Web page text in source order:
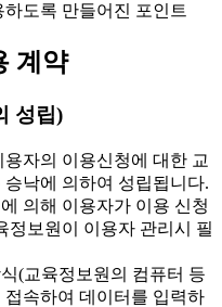
도록 만들어진 포인트
계약
성립)
자의 이용신청에 대한 교
낙에 의하여 성립됩니다.
의해 이용자가 이용 신청
정보원이 이용자 관리시 필
(교육정보원의 컴퓨터 등
접속하여 데이터를 입력하